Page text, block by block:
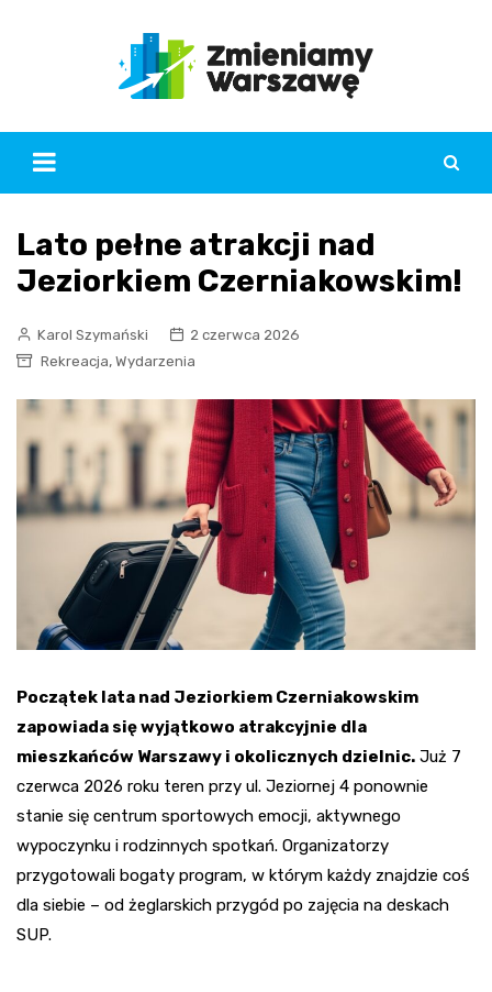
Lato pełne atrakcji nad
Jeziorkiem Czerniakowskim!
Karol Szymański
2 czerwca 2026
Rekreacja, Wydarzenia
Początek lata nad Jeziorkiem Czerniakowskim
zapowiada się wyjątkowo atrakcyjnie dla
mieszkańców Warszawy i okolicznych dzielnic. Już 7
czerwca 2026 roku teren przy ul. Jeziornej 4 ponownie
stanie się centrum sportowych emocji, aktywnego
wypoczynku i rodzinnych spotkań. Organizatorzy
przygotowali bogaty program, w którym każdy znajdzie coś
dla siebie – od żeglarskich przygód po zajęcia na deskach
SUP.